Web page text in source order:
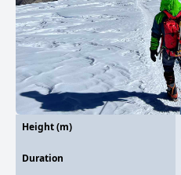
Height (m)
Duration